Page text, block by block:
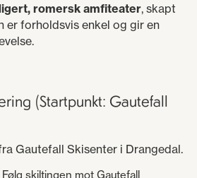
romersk amfiteater, skapt
er forholdsvis enkel og gir en
(Startpunkt: Gautefall
Gautefall Skisenter i Drangedal.
Følg skiltingen mot Gautefall